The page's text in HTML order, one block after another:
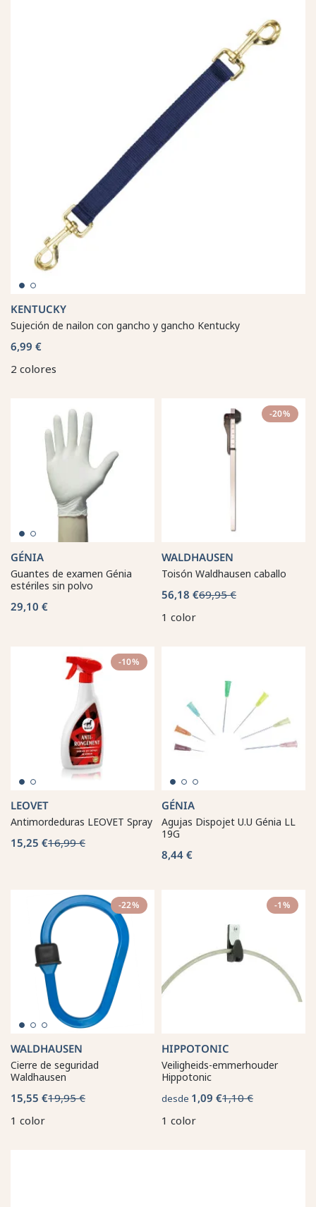
KENTUCKY
Sujeción de nailon con gancho y gancho Kentucky
6,99 €
2 colores
GÉNIA
Guantes de examen Génia
estériles sin polvo
29,10 €
-20%
WALDHAUSEN
Toisón Waldhausen caballo
56,18 €69,95 €
1 color
-10%
LEOVET
Antimordeduras LEOVET Spray
15,25 €16,99 €
GÉNIA
Agujas Dispojet U.U Génia LL
19G
8,44 €
-22%
WALDHAUSEN
Cierre de seguridad
Waldhausen
15,55 €19,95 €
1 color
-1%
HIPPOTONIC
Veiligheids-emmerhouder
Hippotonic
desde 1,09 €1,10 €
1 color